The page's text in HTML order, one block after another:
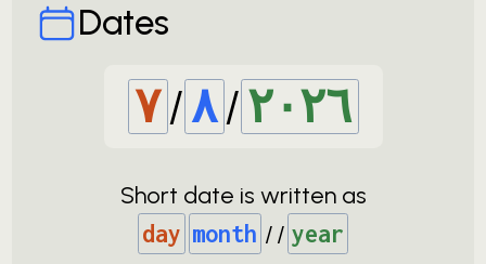
Dates
٧‏/٨‏/٢٠٢٦
Short date is written as
day ‏/
month ‏/ year